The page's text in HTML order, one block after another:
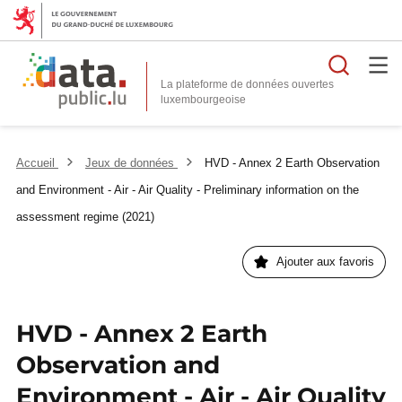
La plateforme de données ouvertes
Accueil Jeux de données
HVD - Annex 2 Earth Observation
and Environment - Air - Air Quality - Preliminary information on the
assessment regime (2021)
Ajouter aux favoris
HVD - Annex 2 Earth
Observation and
Environment - Air - Air Quality